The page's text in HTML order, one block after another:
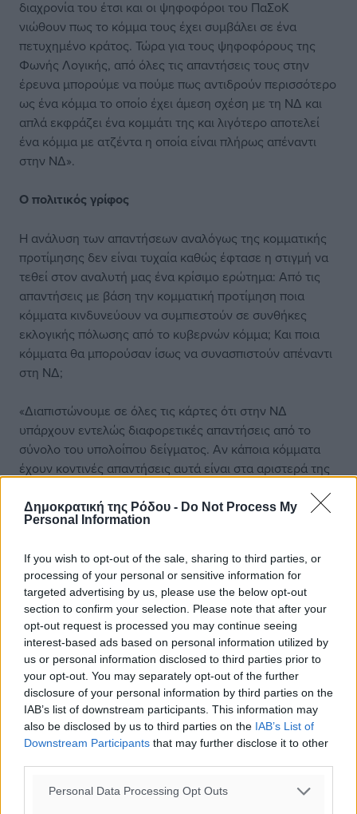
Δημοκρατική της Ρόδου - Do Not Process My
Personal Information
If you wish to opt-out of the sale, sharing to third parties, or
processing of your personal or sensitive information for
targeted advertising by us, please use the below opt-out
section to confirm your selection. Please note that after your
opt-out request is processed you may continue seeing
interest-based ads based on personal information utilized by
us or personal information disclosed to third parties prior to
your opt-out. You may separately opt-out of the further
disclosure of your personal information by third parties on the
IAB’s list of downstream participants. This information may
also be disclosed by us to third parties on the IAB’s List of
Downstream Participants that may further disclose it to other
Personal Data Processing Opt Outs
διαχρονία του έτσι και οι ψηφοφόροι του ΠαΣοΚ
νιώθουν πως το κόμμα τους έχει συμβάλει σε ένα
πετυχημένο κράτος. Τώρα για τους ψηφοφόρους της
Φωνής Λογικής, από όλες τις απαντήσεις τους στην
έρευνα μπορούμε να πούμε πως αντιδρούν περισσότερο
ως ένα κόμμα το οποίο έχει άμεση σχέση με τη ΝΔ και
απλά εκφράζει ένα κομμάτι της και λιγότερο αποτελεί
ένα κόμμα με ατζέντα η οποία είναι πλήρως απέναντι
στην ΝΔ».
Ο πολιτικός γρίφος
Η ανάλυση των απαντήσεων αναλόγως της κομματικής
προτίμησης δεν είναι τυχαία καθώς έφτασε η στιγμή να
τεθεί στον αναλυτή μας ένα κρίσιμο ερώτημα: Από τις
απαντήσεις με βάση την κομματική προτίμηση ποια
κόμματα κινδυνεύουν να συμπιεστούν σε συνθήκες
εκλογικής πόλωσης από το κυβερνών κόμμα; Και ποια
κόμματα θα μπορούσαν ίσως να συνασπιστούν απέναντι
στη ΝΔ;
«Διαπιστώνουμε σε όλες τις κάρτες ότι στην ΝΔ
υπάρχουν εντελώς διαφορετικές απαντήσεις από το
σύνολο του υπολοίπου δείγματος. Αν κάποια κόμματα
έχουν κοντινές απαντήσεις αυτά είναι στα αριστερά της
στο ζήτημα «της ανάγκης ηγεσίας στην Ευρώπη vs
Ελλάδας» ένα πολύ μεγάλο ποσοστό των ψηφοφόρων
μεγαλύτερη ανάγκη ηγεσίας και έτσι κατανοούμε τον
βαθμό διείσδυσης του Κυριάκου Μητσοτάκη προσωπικά
σε ένα μεγάλο κομμάτι της βάσης των δύο αυτών
κομμάτων. Είναι και τα κόμματα τα οποία σε περίπτωση
εκλογικής πόλωσης – ειδικά σε περίπτωση που
υπάρξουν και επαναληπτικές εκλογές- θα
αντιμετωπίσουν μεγαλύτερο πρόβλημα εκροών προς την
ΝΔ. Στον αντίποδα βλέπουμε πως η αντιπολίτευση
ακόμη και τώρα δεν μπορεί να βρει εύκολα ένα ενιαίο
αφήγημα απέναντι στην κυβέρνηση μιας και δύσκολα
πανσπερμία κομμάτων και θέσεων, η ΝΔ παρόλο που